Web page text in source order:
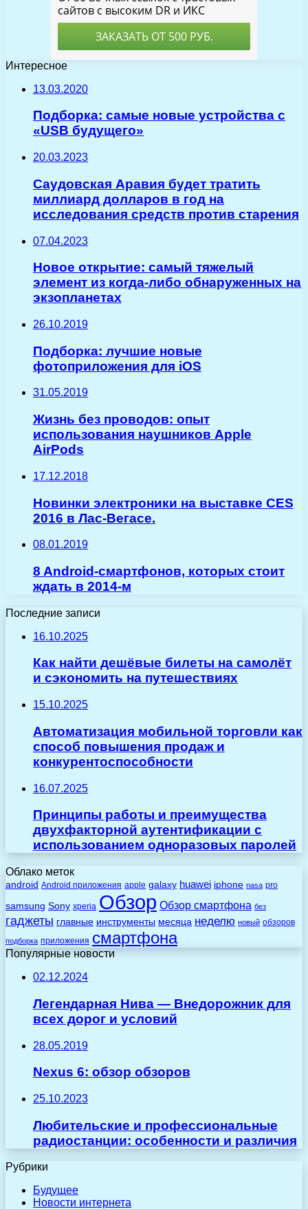
Интересное
13.03.2020
Подборка: самые новые устройства с
«USB будущего»
20.03.2023
Саудовская Аравия будет тратить
миллиард долларов в год на
исследования средств против старения
07.04.2023
Новое открытие: самый тяжелый
элемент из когда-либо обнаруженных на
экзопланетах
26.10.2019
Подборка: лучшие новые
фотоприложения для iOS
31.05.2019
Жизнь без проводов: опыт
использования наушников Apple
AirPods
17.12.2018
Новинки электроники на выставке CES
2016 в Лас-Вегасе.
08.01.2019
8 Android-смартфонов, которых стоит
ждать в 2014-м
Последние записи
16.10.2025
Как найти дешёвые билеты на самолёт
и сэкономить на путешествиях
15.10.2025
Автоматизация мобильной торговли как
способ повышения продаж и
конкурентоспособности
16.07.2025
Принципы работы и преимущества
двухфакторной аутентификации с
использованием одноразовых паролей
Облако меток
android Android приложения apple galaxy huawei iphone nasa pro
samsung Sony xperia Обзор Обзор смартфона без
гаджеты главные инструменты месяца неделю новый обзоров
подборка приложения смартфона
Популярные новости
02.12.2024
Легендарная Нива — Внедорожник для
всех дорог и условий
28.05.2019
Nexus 6: обзор обзоров
25.10.2023
Любительские и профессиональные
радиостанции: особенности и различия
Рубрики
Будущее
Новости интернета